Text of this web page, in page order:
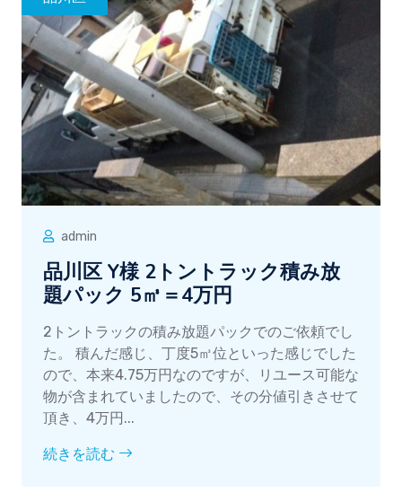
admin
品川区 Y様 2トントラック積み放
題パック 5㎥＝4万円
2トントラックの積み放題パックでのご依頼でし
た。 積んだ感じ、丁度5㎥位といった感じでした
ので、本来4.75万円なのですが、リユース可能な
物が含まれていましたので、その分値引きさせて
頂き、4万円...
続きを読む